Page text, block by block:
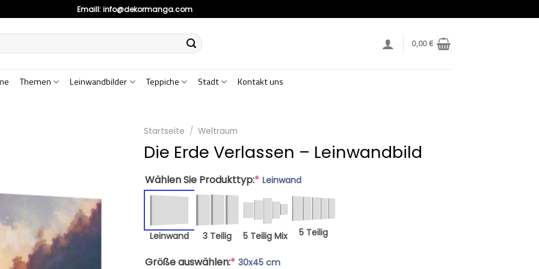
Emaill:info@dekormanga.com
0,00€
Themen Leinwandbilder Teppiche Stadt Kontakt uns
Startseite / Weltraum
Die Erde Verlassen – Leinwandbild
Wählen Sie Produkttyp:* Leinwand
Leinwand 3 Teilig 5 Teilig Mix 5 Teilig
Größe auswählen:* 30x45 cm